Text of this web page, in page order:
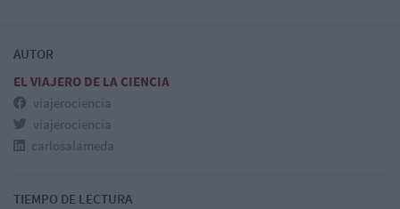
AUTOR
EL VIAJERO DE LA CIENCIA
viajerociencia
viajerociencia
carlosalameda
TIEMPO DE LECTURA